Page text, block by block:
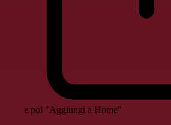
e poi "Aggiungi a Home"